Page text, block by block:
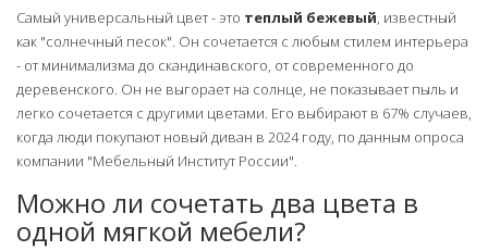
Самый универсальный цвет - это теплый бежевый, известный
как "солнечный песок". Он сочетается с любым стилем интерьера
- от минимализма до скандинавского, от современного до
деревенского. Он не выгорает на солнце, не показывает пыль и
легко сочетается с другими цветами. Его выбирают в 67% случаев,
когда люди покупают новый диван в 2024 году, по данным опроса
компании "Мебельный Институт России".
Можно ли сочетать два цвета в
одной мягкой мебели?